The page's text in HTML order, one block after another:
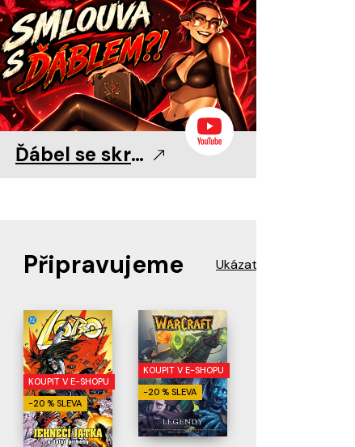
11. 8. 2026 0 11. 8. 2026 0
Ďábel se skrývá v detailu!
Připravujeme Ukázat více
KOUPIT V E-SHOPU
-20 % SLEVA
KOUPIT V E-SHOPU
-20 % SLEVA